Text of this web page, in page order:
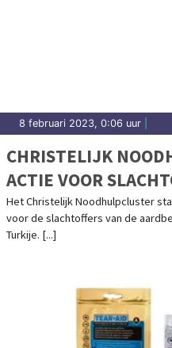
8 februari 2023, 0:06 uur
CHRISTELIJK
ACTIE VOOR
Het Christelijk Noodhulpcluster
voor de slachtoffers van de
Turkije. [...]